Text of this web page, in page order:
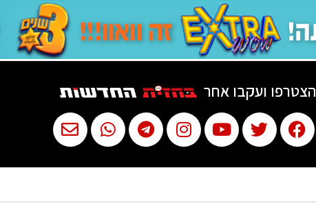
הצטרפו ועקבו אחר